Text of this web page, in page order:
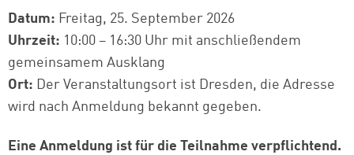
Datum: Freitag, 25. September 2026
Uhrzeit: 10:00 – 16:30 Uhr mit anschließendem
gemeinsamem Ausklang
Ort: Der Veranstaltungsort ist Dresden, die Adresse
wird nach Anmeldung bekannt gegeben.
Eine Anmeldung ist für die Teilnahme verpflichtend.